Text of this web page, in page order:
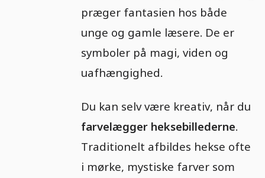
præger fantasien hos både
unge og gamle læsere. De er
symboler på magi, viden og
uafhængighed.
Du kan selv være kreativ, når du
farvelægger heksebillederne.
Traditionelt afbildes hekse ofte
i mørke, mystiske farver som